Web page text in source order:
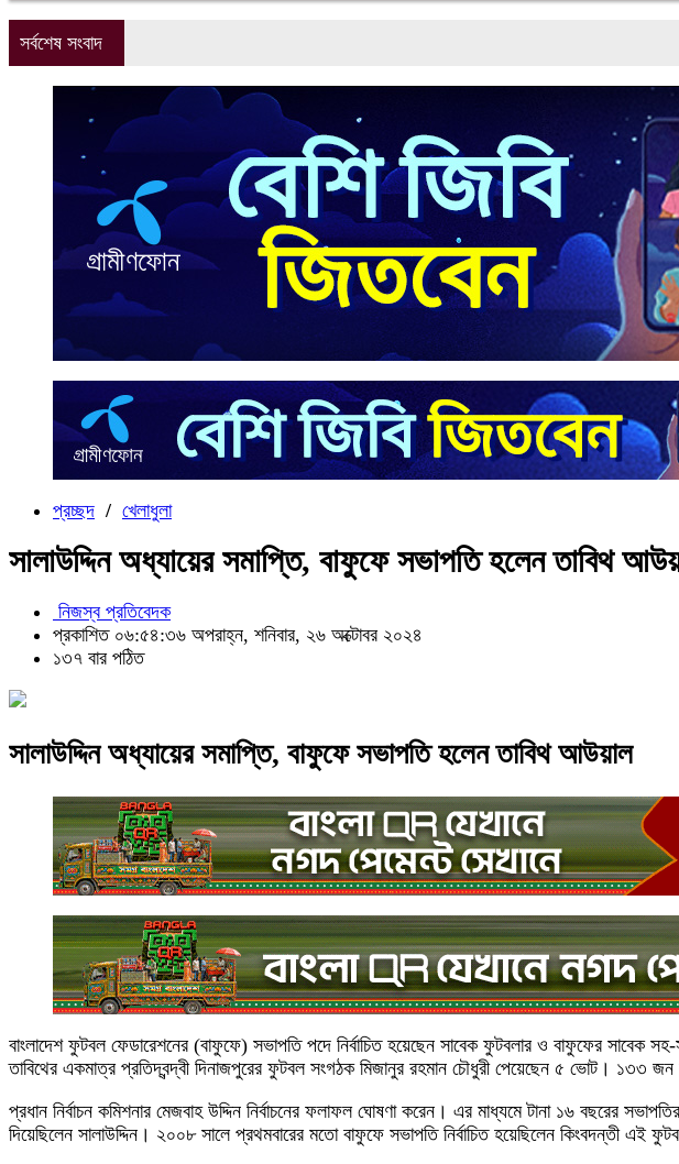
সর্বশেষ সংবাদ
প্রচ্ছদ / খেলাধুলা
সালাউদ্দিন অধ্যায়ের সমাপ্তি, বাফুফে সভাপতি হলেন তাবিথ
নিজস্ব প্রতিবেদক
প্রকাশিত ০৬:৫৪:৩৬ অপরাহ্ন, শনিবার, ২৬ অক্টোবর ২০২৪
১৩৭ বার পঠিত
সালাউদ্দিন অধ্যায়ের সমাপ্তি, বাফুফে সভাপতি হলেন তাবিথ আউয়াল
বাংলাদেশ ফুটবল ফেডারেশনের (বাফুফে) সভাপতি পদে নির্বাচিত হয়েছেন সাবেক ফুটবলার ও বাফুফের সাবেক
তাবিথের একমাত্র প্রতিদ্বন্দ্বী দিনাজপুরের ফুটবল সংগঠক মিজানুর রহমান চৌধুরী পেয়েছেন ৫ ভোট। ১৩৩
প্রধান নির্বাচন কমিশনার মেজবাহ উদ্দিন নির্বাচনের ফলাফল ঘোষণা করেন। এর মাধ্যমে টানা ১৬ বছরের
দিয়েছিলেন সালাউদ্দিন। ২০০৮ সালে প্রথমবারের মতো বাফুফে সভাপতি নির্বাচিত হয়েছিলেন কিংবদন্তী